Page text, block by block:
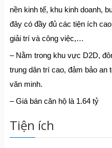
nền kinh tế, khu kinh doanh,
đây có đầy đủ các tiện ích
giải trí và công việc,…
– Nằm trong khu vực D2D,
trung dân trí cao, đảm bảo an
văn minh.
– Giá bán căn hộ là 1.64 tỷ
Tiện ích